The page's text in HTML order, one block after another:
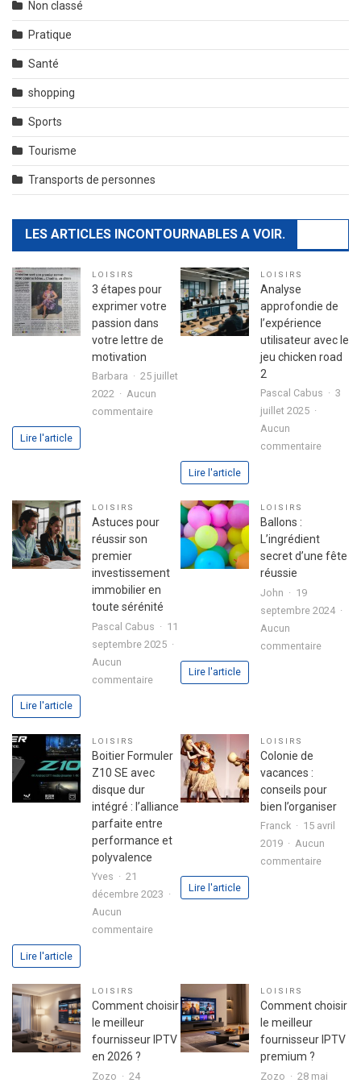
Non classé
Pratique
Santé
shopping
Sports
Tourisme
Transports de personnes
LES ARTICLES INCONTOURNABLES A VOIR.
LOISIRS
3 étapes pour
exprimer votre
passion dans
votre lettre de
motivation
Barbara
25 juillet
2022
Aucun
commentairesur
exprimer
passion
lettre
de
motivation
Lire l'article
LOISIRS
Analyse
approfondie de
l’expérience
utilisateur avec le
jeu chicken road
2
Pascal Cabus
3
juillet 2025
Aucun
commentairesur
avec
chicken
Lire l'article
LOISIRS
Astuces pour
réussir son
premier
investissement
immobilier en
toute sérénité
Pascal Cabus
11
septembre 2025
Aucun
commentairesur
réussir
son
premier
investissement
immobilier
en
toute
Lire l'article
LOISIRS
Ballons :
L’ingrédient
secret d’une fête
réussie
John
19
septembre 2024
Aucun
commentairesur
Lire l'article
LOISIRS
Boitier Formuler
Z10 SE avec
disque dur
intégré : l’alliance
parfaite entre
performance et
polyvalence
Yves
21
décembre 2023
Aucun
commentairesur
SE
disque
Lire l'article
LOISIRS
Colonie de
vacances :
conseils pour
bien l’organiser
Franck
15 avril
2019
Aucun
commentairesur
Lire l'article
LOISIRS
Comment choisir
le meilleur
fournisseur IPTV
en 2026 ?
Zozo
24
LOISIRS
Comment choisir
le meilleur
fournisseur IPTV
premium ?
Zozo
28 mai